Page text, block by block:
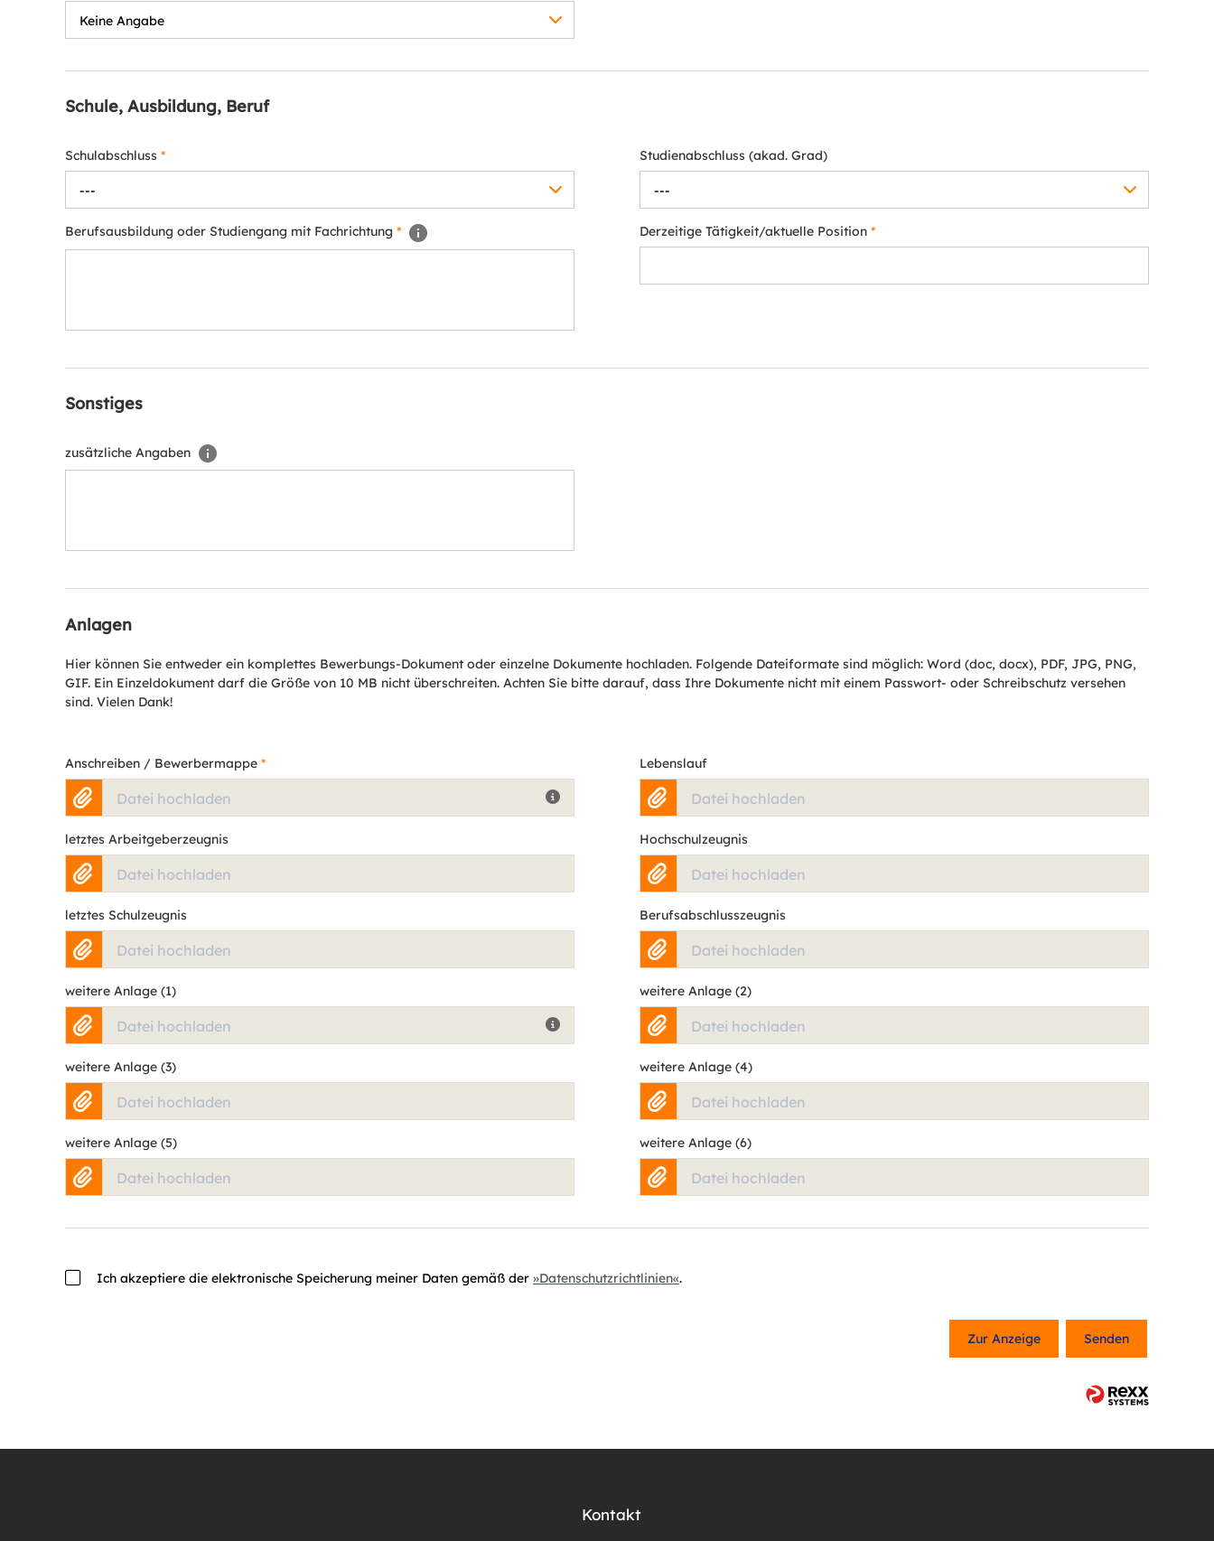
Keine Angabe
Schule, Ausbildung, Beruf
Schulabschluss *
---
Studienabschluss (akad. Grad)
---
Berufsausbildung oder Studiengang mit Fachrichtung * Derzeitige Tätigkeit/aktuelle Position *
Sonstiges
zusätzliche Angaben
Anlagen
Hier können Sie entweder ein komplettes Bewerbungs-Dokument oder einzelne Dokumente hochladen. Folgende Dateiformate sind möglich: Word (doc, docx), PDF, JPG, PNG,
GIF. Ein Einzeldokument darf die Größe von 10 MB nicht überschreiten. Achten Sie bitte darauf, dass Ihre Dokumente nicht mit einem Passwort- oder Schreibschutz versehen
sind. Vielen Dank!
Anschreiben / Bewerbermappe *
Datei hochladen
Lebenslauf
Datei hochladen
letztes Arbeitgeberzeugnis
Datei hochladen
Hochschulzeugnis
Datei hochladen
letztes Schulzeugnis
Datei hochladen
Berufsabschlusszeugnis
Datei hochladen
weitere Anlage (1)
Datei hochladen
weitere Anlage (2)
Datei hochladen
weitere Anlage (3)
Datei hochladen
weitere Anlage (4)
Datei hochladen
weitere Anlage (5)
Datei hochladen
weitere Anlage (6)
Datei hochladen
Ich akzeptiere die elektronische Speicherung meiner Daten gemäß der Datenschutzrichtlinien .
Zur Anzeige Senden
Kontakt